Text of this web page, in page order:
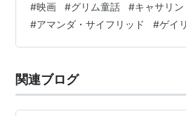
2 days トゥー・デイズ(1996)
イナー
タンク・ガール(1995) プロダ
ンデザイナー
感想 序盤は主人公が、親の決めた
じみの間で悩む様子が描かれる。
だが、それを求めて見ているわけ
や、主人公の母親に言い含められ
幼なじみ、それに…
#映画 #グリム童話 #キャサリ
#アマンダ・サイフリッド #ゲイ
関連ブログ